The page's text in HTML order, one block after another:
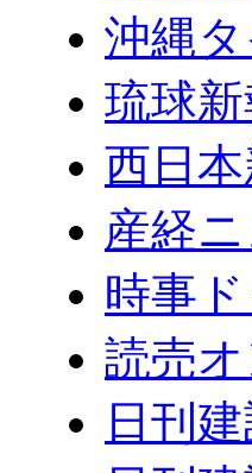
沖縄
琉球新
西日
産経
時事
読売
日刊